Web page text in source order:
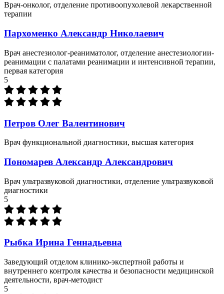
Врач-онколог, отделение противоопухолевой лекарственной
терапии
Пархоменко Александр Николаевич
Врач анестезиолог-реаниматолог, отделение анестезиологии-
реанимации с палатами реанимации и интенсивной терапии,
первая категория
5
Петров Олег Валентинович
Врач функциональной диагностики, высшая категория
Пономарев Александр Александрович
Врач ультразвуковой диагностики, отделение ультразвуковой
диагностики
5
Рыбка Ирина Геннадьевна
Заведующий отделом клинико-экспертной работы и
внутреннего контроля качества и безопасности медицинской
деятельности, врач-методист
5